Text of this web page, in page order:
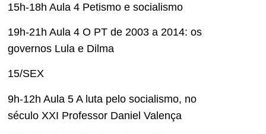
15h-18h Aula 4 Petismo e socialismo
19h-21h Aula 4 O PT de 2003 a 2014: os
governos Lula e Dilma
15/SEX
9h-12h Aula 5 A luta pelo socialismo, no
século XXI Professor Daniel Valença